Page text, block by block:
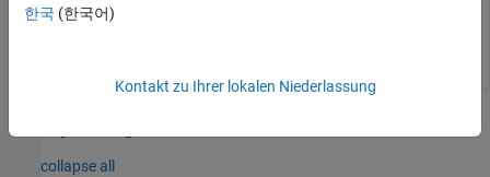
-6.66 +     36.931i +     39.569j +
collapse all
한국 (한국어)
Kontakt zu Ihrer lokalen Niederlassung